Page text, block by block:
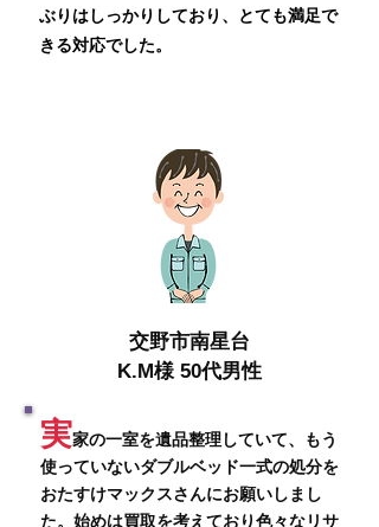
ぶりはしっかりしており、とても満足で
きる対応でした。
交野市南星台
K.M様 50代男性
実家の一室を遺品整理していて、もう
使っていないダブルベッド一式の処分を
おたすけマックスさんにお願いしまし
た。始めは買取を考えており色々なリサ